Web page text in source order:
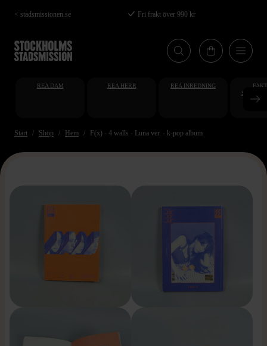
Hoppa
till
huvudinnehåll
< stadsmissionen.se Fri frakt över 990 kr
REA DAM REA HERR REA INREDNING
Start Shop Hem F(x) - 4 walls - Luna ver. - k-pop album